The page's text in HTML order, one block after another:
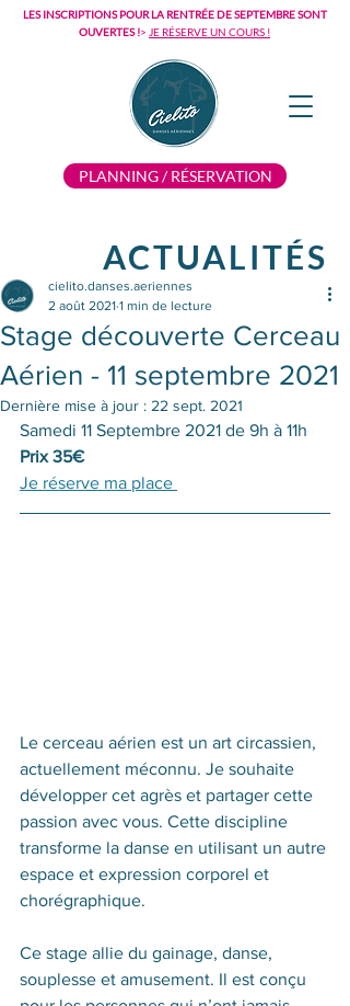
PLANNING / RÉSERVATION
LES INSCRIPTIONS POUR LA RENTRÉE DE SEPTEMBRE SONT
OUVERTES !> JE RÉSERVE UN COURS !
ACTUALITÉS
Stage découverte Cerceau
Aérien - 11 septembre 2021
cielito.danses.aeriennes
2 août 2021 1 min de lecture
Dernière mise à jour : 22 sept. 2021
Samedi 11 Septembre 2021 de 9h à 11h
Prix 35€
Je réserve ma place
Le cerceau aérien est un art circassien,
actuellement méconnu. Je souhaite
développer cet agrès et partager cette
passion avec vous. Cette discipline
transforme la danse en utilisant un autre
espace et expression corporel et
chorégraphique.
Ce stage allie du gainage, danse,
souplesse et amusement. Il est conçu